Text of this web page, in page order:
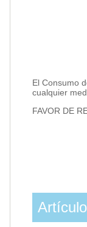
El Consumo
cualquier
FAVOR DE